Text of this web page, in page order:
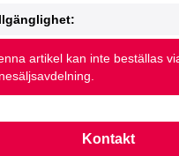
artikel kan inte beställas
Kontakt